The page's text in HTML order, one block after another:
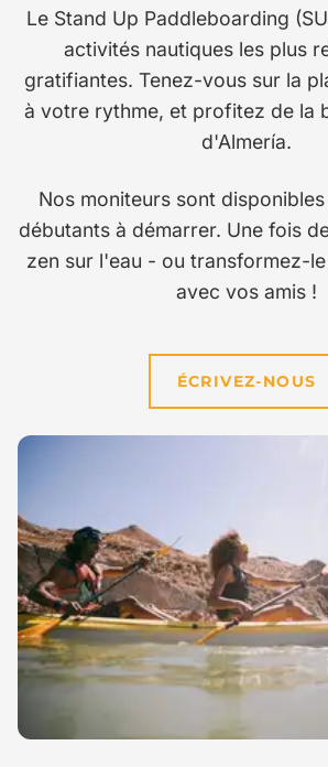
Le Stand Up Paddleboarding
activités nautiques les plus
gratifiantes. Tenez-vous sur la
à votre rythme, et profitez de la
d'Almería.
Nos moniteurs sont
débutants à démarrer. Une fois
zen sur l'eau - ou transformez-
avec vos amis !
ÉCRIVEZ-NOUS